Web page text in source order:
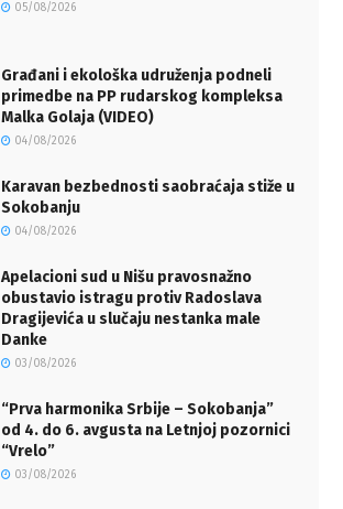
05/08/2026
Građani i ekološka udruženja podneli
primedbe na PP rudarskog kompleksa
Malka Golaja (VIDEO)
04/08/2026
Karavan bezbednosti saobraćaja stiže u
Sokobanju
04/08/2026
Apelacioni sud u Nišu pravosnažno
obustavio istragu protiv Radoslava
Dragijevića u slučaju nestanka male
Danke
03/08/2026
“Prva harmonika Srbije – Sokobanja”
od 4. do 6. avgusta na Letnjoj pozornici
“Vrelo”
03/08/2026